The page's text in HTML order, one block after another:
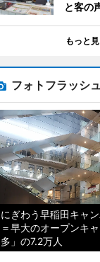
と客の
もっと
フォトフラッシュ
にぎわう早稲田キャ
＝早大のオープンキ
多」の7.2万人